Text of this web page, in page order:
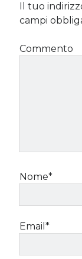
Il tuo
campi
Commento
Nome*
Email*